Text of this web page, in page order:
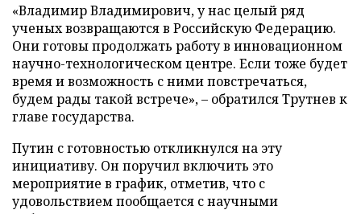
«Владимир Владимирович, у нас целый ряд
ученых возвращаются в Российскую Федерацию.
Они готовы продолжать работу в инновационном
научно-технологическом центре. Если тоже будет
время и возможность с ними повстречаться,
будем рады такой встрече», – обратился Трутнев к
главе государства.
Путин с готовностью откликнулся на эту
инициативу. Он поручил включить это
мероприятие в график, отметив, что с
удовольствием пообщается с научными